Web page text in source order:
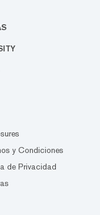
y Condiciones
de Privacidad